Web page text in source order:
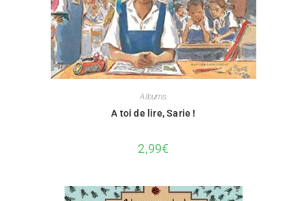
Albums
A toi de lire, Sarie !
2,99€